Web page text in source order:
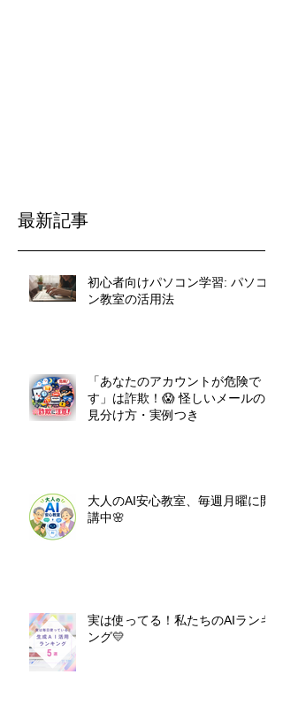
最新記事
初心者向けパソコン学習: パソコ
ン教室の活用法
「あなたのアカウントが危険で
す」は詐欺！😱 怪しいメールの
見分け方・実例つき
大人のAI安心教室、毎週月曜に開
講中🌸
実は使ってる！私たちのAIランキ
ング💛